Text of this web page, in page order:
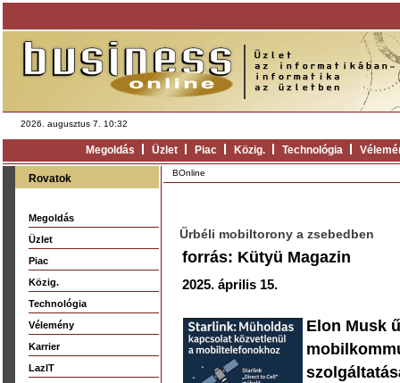
2026. augusztus 7. 10:32
Megoldás Üzlet Piac Közig. Technológia
Rovatok
Megoldás
Üzlet
Piac
Közig.
Technológia
Vélemény
Karrier
LazIT
BOnline
Űrbéli mobiltorony a zsebedben
forrás: Kütyü Magazin
2025. április 15.
Elon Musk